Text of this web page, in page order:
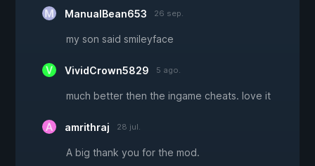
ManualBean653 26 sep.
my son said smileyface
VividCrown5829 5 ago.
much better then the ingame cheats. love it
amrithraj 28 jul.
A big thank you for the mod.